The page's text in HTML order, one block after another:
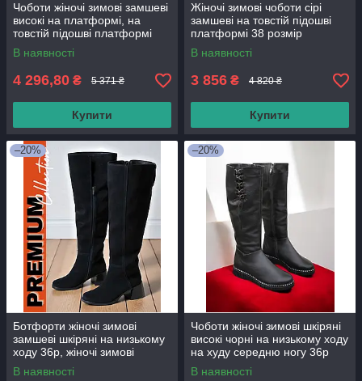
Чоботи жіночі зимові замшеві
високі на платформі, на
товстій підошві платформі
36-37 розмір
В наявності
4 296,80 ₴ 5 371 ₴
Купити
Жіночі зимові чоботи сірі
замшеві на товстій підошві
платформі 38 розмір
В наявності
3 856 ₴ 4 820 ₴
Купити
–20%
Ботфорти жіночі зимові
замшеві шкіряні на низькому
ходу 36р, жіночі зимові
чоботи ботфорти на товстому
каблуці
В наявності
–20%
Чоботи жіночі зимові шкіряні
високі чорні на низькому ходу
на худу середню ногу 36р
В наявності